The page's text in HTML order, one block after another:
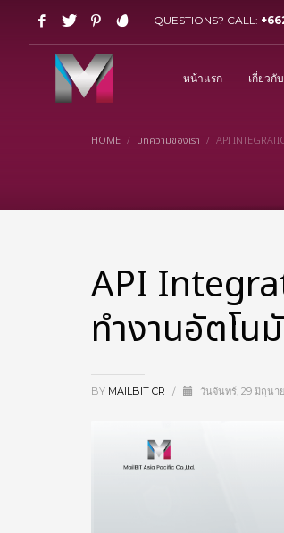
QUESTIONS? CALL:
หน้าแรก เกี่ยวกั
HOME บทความของเรา API
API
ทำงานอัตโน
BY MAILBIT CR / วันจันทร์, 29 มิถุนา